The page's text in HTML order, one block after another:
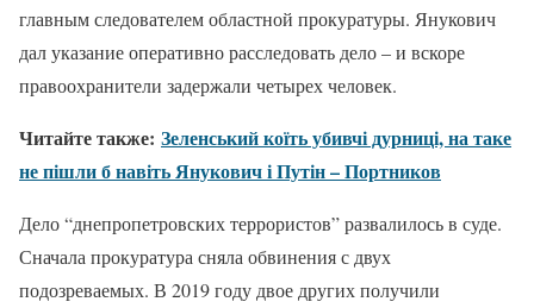
главным следователем областной прокуратуры. Янукович
дал указание оперативно расследовать дело – и вскоре
правоохранители задержали четырех человек.
Читайте также: Зеленський коїть убивчі дурниці, на таке
не пішли б навіть Янукович і Путін – Портников
Дело “днепропетровских террористов” развалилось в суде.
Сначала прокуратура сняла обвинения с двух
подозреваемых. В 2019 году двое других получили